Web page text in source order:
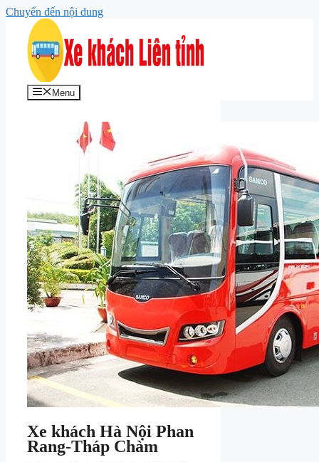
Chuyển đến nội dung
Menu
Xe khách Hà Nội Phan
Rang-Tháp Chàm